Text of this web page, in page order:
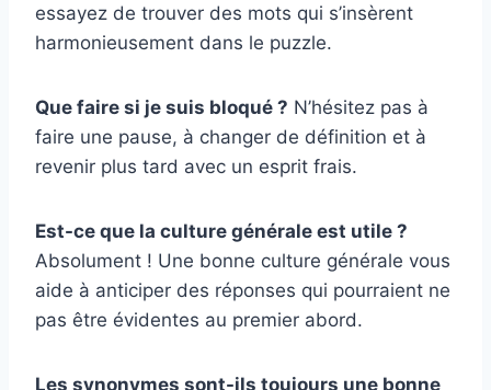
essayez de trouver des mots qui s’insèrent
harmonieusement dans le puzzle.
Que faire si je suis bloqué ? N’hésitez pas à
faire une pause, à changer de définition et à
revenir plus tard avec un esprit frais.
Est-ce que la culture générale est utile ?
Absolument ! Une bonne culture générale vous
aide à anticiper des réponses qui pourraient ne
pas être évidentes au premier abord.
Les synonymes sont-ils toujours une bonne